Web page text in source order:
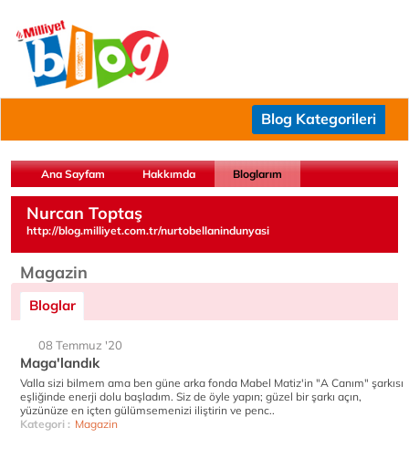
Blog Kategorileri
Ana Sayfam Hakkımda Bloglarım
Nurcan Toptaş
http://blog.milliyet.com.tr/nurtobellanindunyasi
Magazin
Bloglar
08 Temmuz '20
Maga'landık
Valla sizi bilmem ama ben güne arka fonda Mabel Matiz'in "A Canım" şarkısı
eşliğinde enerji dolu başladım. Siz de öyle yapın; güzel bir şarkı açın,
yüzünüze en içten gülümsemenizi iliştirin ve penc..
Kategori : Magazin